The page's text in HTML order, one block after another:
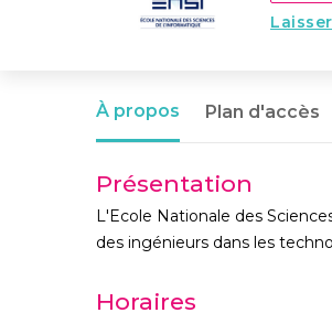
À propos Plan d'accès
Présentation
L'Ecole Nationale des
des ingénieurs dans les
Horaires